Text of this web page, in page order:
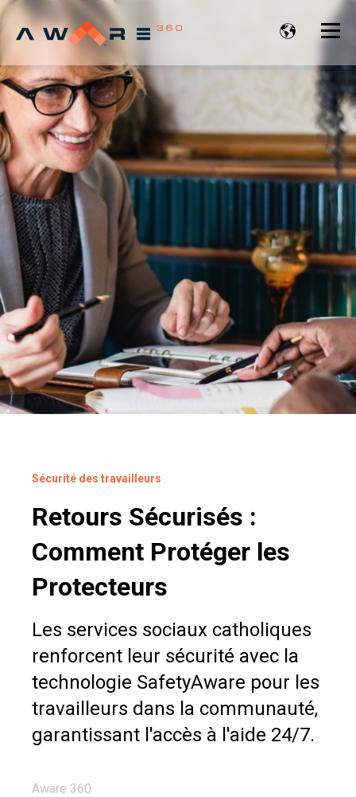
Sécurité des travailleurs
Retours Sécurisés :
Comment Protéger les
Protecteurs
Les services sociaux catholiques
renforcent leur sécurité avec la
technologie SafetyAware pour les
travailleurs dans la communauté,
garantissant l'accès à l'aide 24/7.
Aware 360